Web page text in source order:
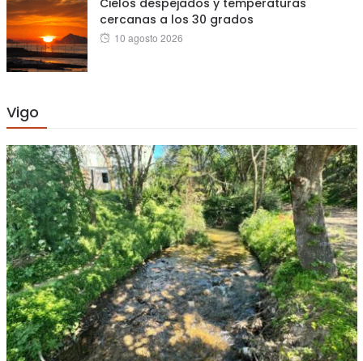
cercanas a los 30 grados
Posted
10 agosto 2026
Vigo